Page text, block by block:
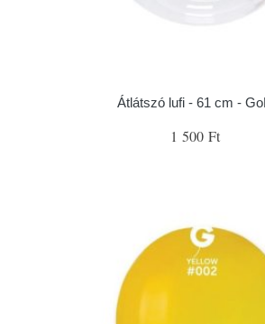
Átlátszó lufi - 61 cm -
1 500 Ft